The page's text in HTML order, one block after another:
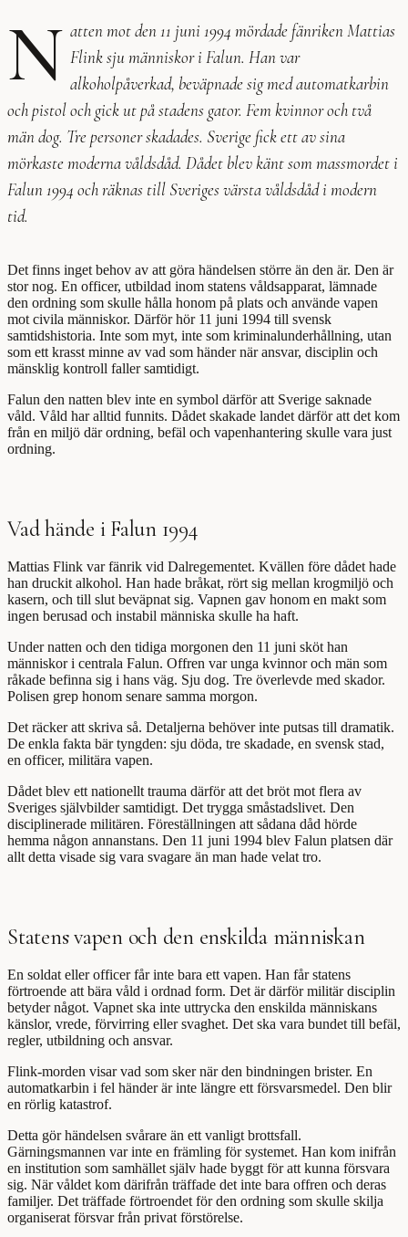
N atten mot den 11 juni 1994 mördade fänriken Mattias
Flink sju människor i Falun. Han var
alkoholpåverkad, beväpnade sig med automatkarbin
och pistol och gick ut på stadens gator. Fem kvinnor och två
män dog. Tre personer skadades. Sverige fick ett av sina
mörkaste moderna våldsdåd. Dådet blev känt som massmordet i
Falun 1994 och räknas till Sveriges värsta våldsdåd i modern
tid.
Det finns inget behov av att göra händelsen större än den är. Den är
stor nog. En officer, utbildad inom statens våldsapparat, lämnade
den ordning som skulle hålla honom på plats och använde vapen
mot civila människor. Därför hör 11 juni 1994 till svensk
samtidshistoria. Inte som myt, inte som kriminalunderhållning, utan
som ett krasst minne av vad som händer när ansvar, disciplin och
mänsklig kontroll faller samtidigt.
Falun den natten blev inte en symbol därför att Sverige saknade
våld. Våld har alltid funnits. Dådet skakade landet därför att det kom
från en miljö där ordning, befäl och vapenhantering skulle vara just
ordning.
Vad hände i Falun 1994
Mattias Flink var fänrik vid Dalregementet. Kvällen före dådet hade
han druckit alkohol. Han hade bråkat, rört sig mellan krogmiljö och
kasern, och till slut beväpnat sig. Vapnen gav honom en makt som
ingen berusad och instabil människa skulle ha haft.
Under natten och den tidiga morgonen den 11 juni sköt han
människor i centrala Falun. Offren var unga kvinnor och män som
råkade befinna sig i hans väg. Sju dog. Tre överlevde med skador.
Polisen grep honom senare samma morgon.
Det räcker att skriva så. Detaljerna behöver inte putsas till dramatik.
De enkla fakta bär tyngden: sju döda, tre skadade, en svensk stad,
en officer, militära vapen.
Dådet blev ett nationellt trauma därför att det bröt mot flera av
Sveriges självbilder samtidigt. Det trygga småstadslivet. Den
disciplinerade militären. Föreställningen att sådana dåd hörde
hemma någon annanstans. Den 11 juni 1994 blev Falun platsen där
allt detta visade sig vara svagare än man hade velat tro.
Statens vapen och den enskilda människan
En soldat eller officer får inte bara ett vapen. Han får statens
förtroende att bära våld i ordnad form. Det är därför militär disciplin
betyder något. Vapnet ska inte uttrycka den enskilda människans
känslor, vrede, förvirring eller svaghet. Det ska vara bundet till befäl,
regler, utbildning och ansvar.
Flink-morden visar vad som sker när den bindningen brister. En
automatkarbin i fel händer är inte längre ett försvarsmedel. Den blir
en rörlig katastrof.
Detta gör händelsen svårare än ett vanligt brottsfall.
Gärningsmannen var inte en främling för systemet. Han kom inifrån
en institution som samhället själv hade byggt för att kunna försvara
sig. När våldet kom därifrån träffade det inte bara offren och deras
familjer. Det träffade förtroendet för den ordning som skulle skilja
organiserat försvar från privat förstörelse.